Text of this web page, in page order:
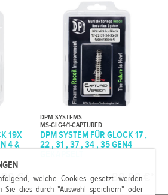
welche Cookies gesetzt werden
Sie dies durch "Auswahl speichern" oder
19X
4 &
€*
DPM SYSTEMS
MS-GLG4/1-CAPTURED
DPM SYSTEM FÜR GLOCK 17 ,
22 , 31 , 37 , 34 , 35 GEN4
89,99 €*